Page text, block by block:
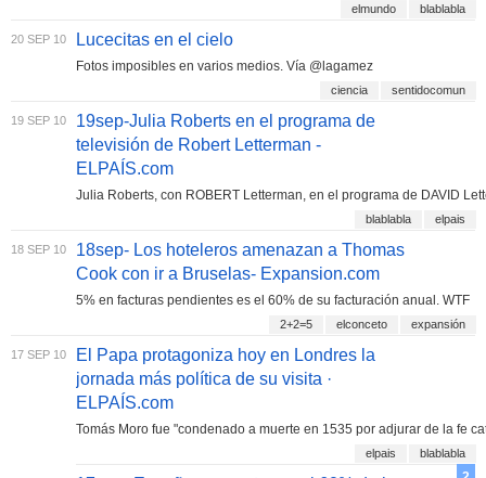
elmundo blablabla
20 SEP 10 Lucecitas en el cielo
Fotos imposibles en varios medios. Vía @lagamez
ciencia sentidocomun
19 SEP 10
19sep-Julia Roberts en el programa de
televisión de Robert Letterman -
ELPAÍS.com
Julia Roberts, con ROBERT Letterman, en el programa de DAVID
blablabla elpais
18 SEP 10
18sep- Los hoteleros amenazan a Thomas
Cook con ir a Bruselas- Expansion.com
5% en facturas pendientes es el 60% de su facturación anual. WTF
2+2=5 elconceto expansión
17 SEP 10
El Papa protagoniza hoy en Londres la
jornada más política de su visita ·
ELPAÍS.com
Tomás Moro fue "condenado a muerte en 1535 por adjurar de la fe
elpais blablabla